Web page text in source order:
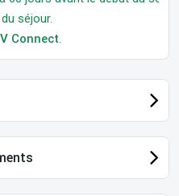
séjour.
Connect